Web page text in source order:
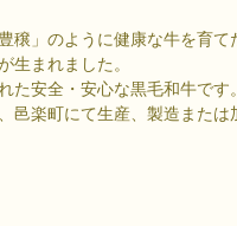
穣」のように健康な牛を育て
生まれました。
た安全・安心な黒毛和牛です。
邑楽町にて生産、製造または